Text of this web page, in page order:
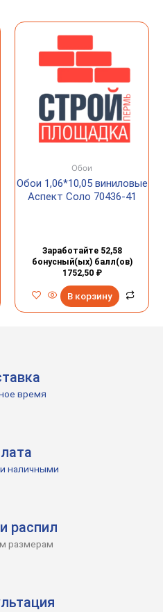
Обои
Обои 1,06*10,05 виниловые
Аспект Соло 70436-41
Заработайте 52,58
бонусный(ых) балл(ов)
1752,50 ₽
В корзину
время
наличными
распил
размерам